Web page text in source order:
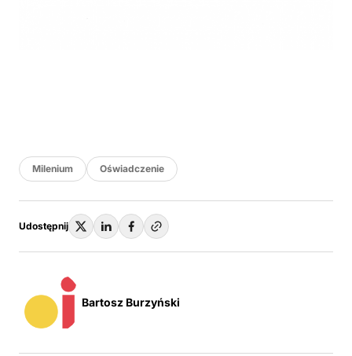
Milenium Oświadczenie
Udostępnij
Bartosz Burzyński